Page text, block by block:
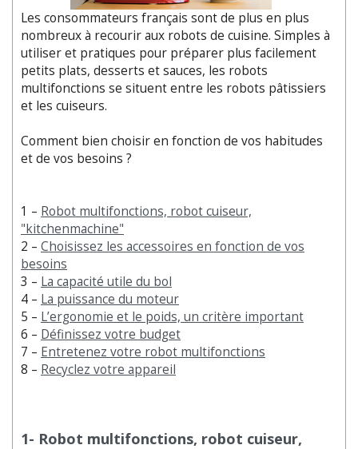
Les consommateurs français sont de plus en plus
nombreux à recourir aux robots de cuisine. Simples à
utiliser et pratiques pour préparer plus facilement
petits plats, desserts et sauces, les robots
multifonctions se situent entre les robots pâtissiers
et les cuiseurs.
Comment bien choisir en fonction de vos habitudes
et de vos besoins ?
1 – Robot multifonctions, robot cuiseur,
"kitchenmachine"
2 – Choisissez les accessoires en fonction de vos
besoins
3 – La capacité utile du bol
4 – La puissance du moteur
5 – L’ergonomie et le poids, un critère important
6 – Définissez votre budget
7 – Entretenez votre robot multifonctions
8 – Recyclez votre appareil
1- Robot multifonctions, robot cuiseur,